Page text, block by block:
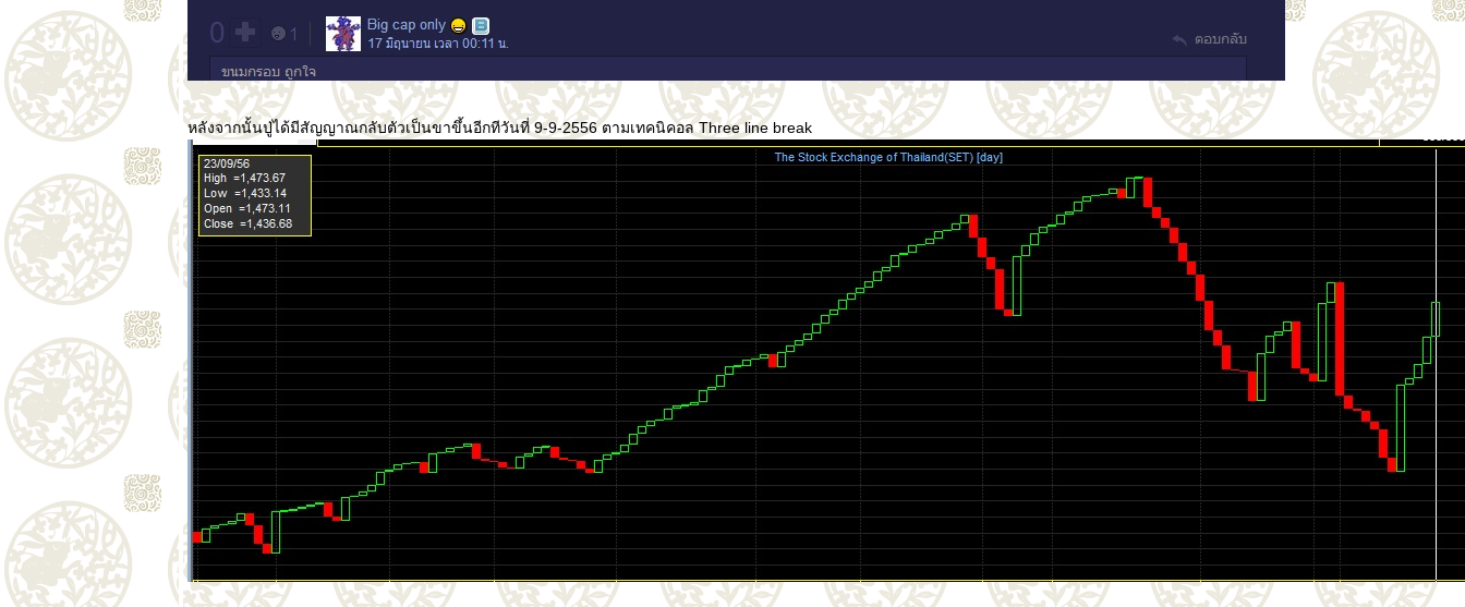
หลังจากนั้นปู่ได้มีสัญญาณกลับตัวเป็นขาขึ้นอีกทีวันที่ 9-9-2556 ตามเทคนิคอล Three line break